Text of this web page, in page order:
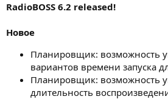
RadioBOSS 6.2 released!
Новое
Планировщик: возможность
вариантов времени запуска
Планировщик: возможность
длительность